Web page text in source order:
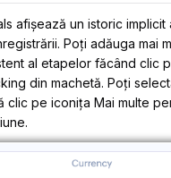
afișează un istoric implicit
Poți adăuga mai
al etapelor făcând clic
din machetă. Poți
clic pe iconița Mai multe